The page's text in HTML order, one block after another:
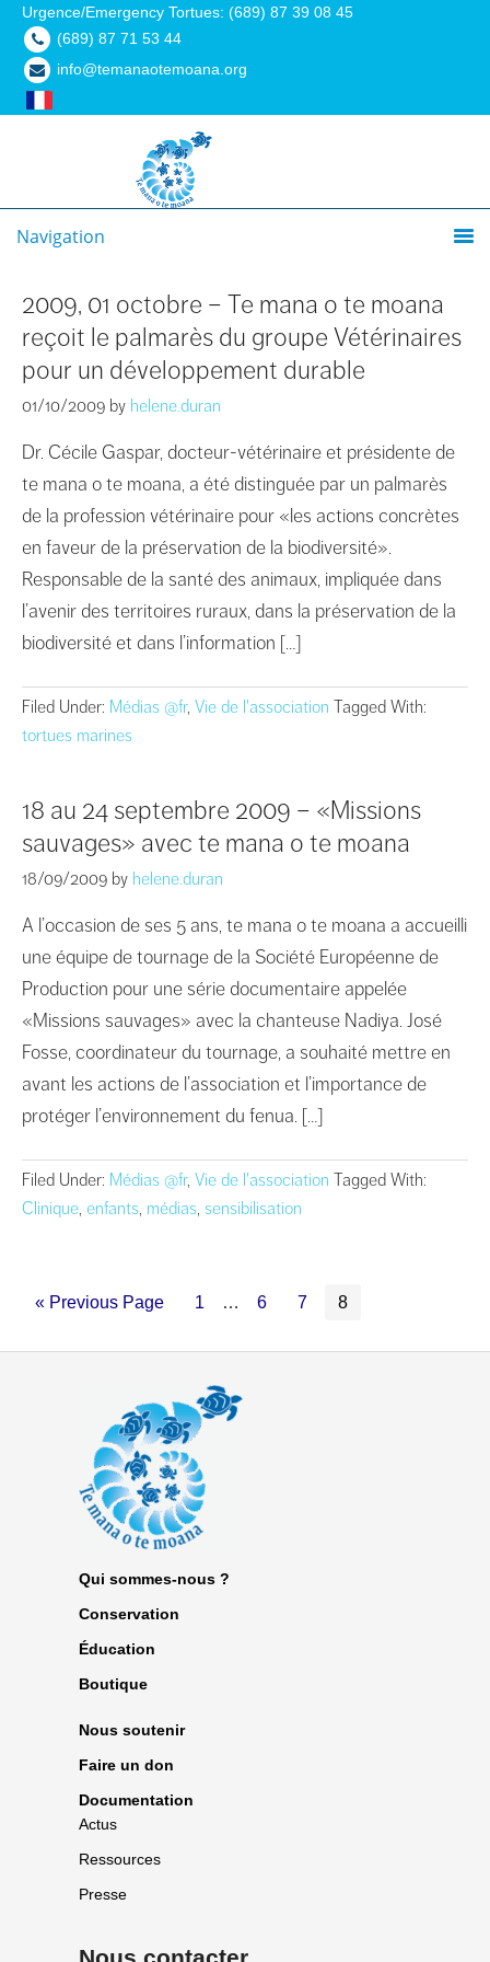
Urgence/Emergency Tortues: (689) 87 39 08 45
(689) 87 71 53 44
info@temanaotemoana.org
Navigation
2009, 01 octobre – Te mana o te moana
reçoit le palmarès du groupe Vétérinaires
pour un développement durable
01/10/2009 by helene.duran
Dr. Cécile Gaspar, docteur-vétérinaire et présidente de
te mana o te moana, a été distinguée par un palmarès
de la profession vétérinaire pour «les actions concrètes
en faveur de la préservation de la biodiversité».
Responsable de la santé des animaux, impliquée dans
l’avenir des territoires ruraux, dans la préservation de la
biodiversité et dans l’information […]
Filed Under: Médias @fr, Vie de l'association Tagged With:
tortues marines
18 au 24 septembre 2009 – «Missions
sauvages» avec te mana o te moana
18/09/2009 by helene.duran
A l’occasion de ses 5 ans, te mana o te moana a accueilli
une équipe de tournage de la Société Européenne de
Production pour une série documentaire appelée
«Missions sauvages» avec la chanteuse Nadiya. José
Fosse, coordinateur du tournage, a souhaité mettre en
avant les actions de l’association et l’importance de
protéger l’environnement du fenua. […]
Filed Under: Médias @fr, Vie de l'association Tagged With:
Clinique, enfants, médias, sensibilisation
« Previous Page 1 … 6 7 8
Qui sommes-nous ?
Conservation
Éducation
Boutique
Nous soutenir
Faire un don
Documentation
Actus
Ressources
Presse
Nous contacter